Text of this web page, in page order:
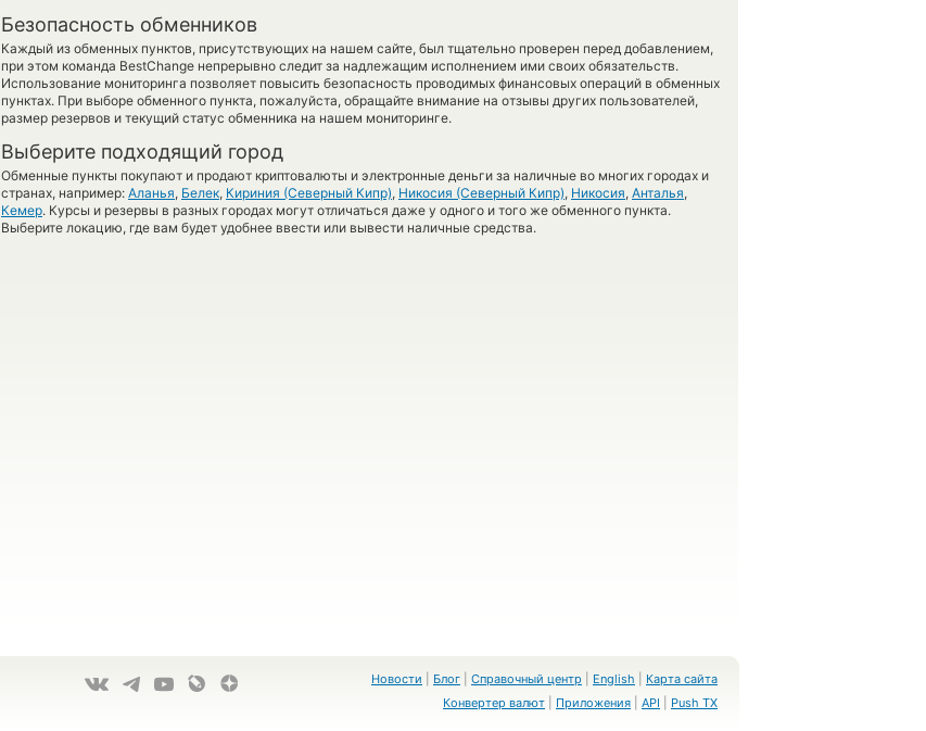
Безопасность обменников
Каждый из обменных пунктов, присутствующих на нашем сайте, был тщательно проверен перед добавлением,
при этом команда BestChange непрерывно следит за надлежащим исполнением ими своих обязательств.
Использование мониторинга позволяет повысить безопасность проводимых финансовых операций в обменных
пунктах. При выборе обменного пункта, пожалуйста, обращайте внимание на отзывы других пользователей,
размер резервов и текущий статус обменника на нашем мониторинге.
Выберите подходящий город
Обменные пункты покупают и продают криптовалюты и электронные деньги за наличные во многих городах и
странах, например: Аланья, Белек, Кириния (Северный Кипр), Никосия (Северный Кипр), Никосия, Анталья,
Кемер. Курсы и резервы в разных городах могут отличаться даже у одного и того же обменного пункта.
Выберите локацию, где вам будет удобнее ввести или вывести наличные средства.
Новости Блог Справочный центр English
Карта сайта
Конвертер валют
Приложения API Push TX